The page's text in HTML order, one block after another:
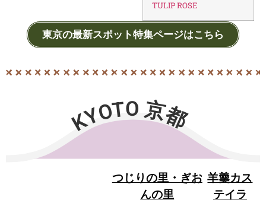
TULIP ROSE
東京の最新スポット特集ページはこちら
KYOTO 京都
つじりの里・ぎお
んの里
羊羹カス
テイラ